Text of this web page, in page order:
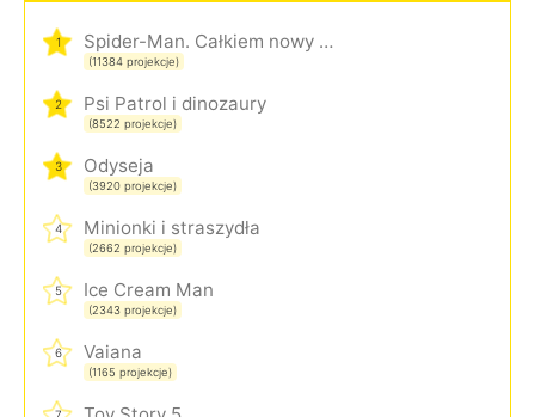
1 Spider-Man. Całkiem nowy dzień
(11384 projekcje)
2 Psi Patrol i dinozaury
(8522 projekcje)
3 Odyseja
(3920 projekcje)
4 Minionki i straszydła
(2662 projekcje)
5 Ice Cream Man
(2343 projekcje)
6 Vaiana
(1165 projekcje)